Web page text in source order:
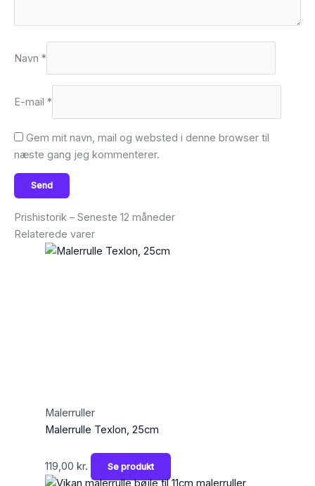
Navn *
E-mail *
Gem mit navn, mail og websted i denne browser til
næste gang jeg kommenterer.
Prishistorik – Seneste 12 måneder
Relaterede varer
Malerruller
Malerrulle Texlon, 25cm
119,00 kr. Se produkt